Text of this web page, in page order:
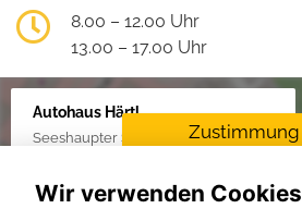
8.00 – 12.00 Uhr
13.00 – 17.00 Uhr
Autohaus Härtl
Seeshaupter Str. 48, 82377 Penzberg
Zustimmung
Für die Aktivierung der
Wir verwenden Cookies